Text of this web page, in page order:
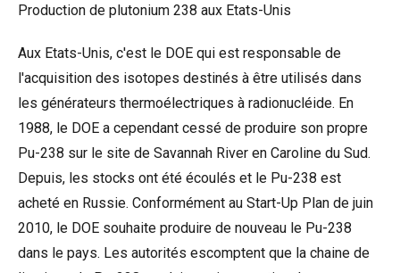
Production de plutonium 238 aux Etats-Unis
Aux Etats-Unis, c'est le DOE qui est responsable de
l'acquisition des isotopes destinés à être utilisés dans
les générateurs thermoélectriques à radionucléide. En
1988, le DOE a cependant cessé de produire son propre
Pu-238 sur le site de Savannah River en Caroline du Sud.
Depuis, les stocks ont été écoulés et le Pu-238 est
acheté en Russie. Conformément au Start-Up Plan de juin
2010, le DOE souhaite produire de nouveau le Pu-238
dans le pays. Les autorités escomptent que la chaine de